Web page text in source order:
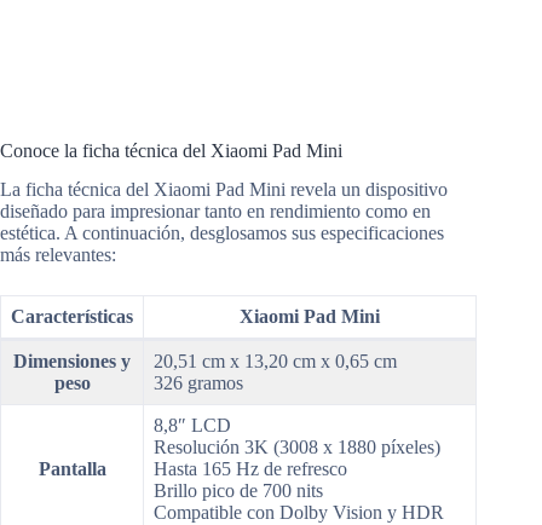
Conoce la ficha técnica del Xiaomi Pad Mini
La ficha técnica del Xiaomi Pad Mini revela un dispositivo
diseñado para impresionar tanto en rendimiento como en
estética. A continuación, desglosamos sus especificaciones
más relevantes:
Características Xiaomi Pad Mini
Dimensiones y
peso
20,51 cm x 13,20 cm x 0,65 cm
326 gramos
Pantalla
8,8″ LCD
Resolución 3K (3008 x 1880 píxeles)
Hasta 165 Hz de refresco
Brillo pico de 700 nits
Compatible con Dolby Vision y HDR